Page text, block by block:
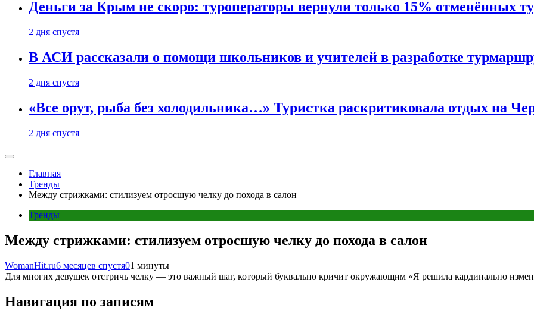
Деньги за Крым не скоро: туроператоры вернули только 15% отменённых
2 дня спустя
В АСИ рассказали о помощи школьников и учителей в разработке
2 дня спустя
«Все орут, рыба без холодильника…» Туристка раскритиковала отдых на
2 дня спустя
Главная
Тренды
Между стрижками: стилизуем отросшую челку до похода в салон
Тренды
Между стрижками: стилизуем отросшую челку до похода в салон
WomanHit.ru6 месяцев спустя01 минуты
Для многих девушек отстричь челку — это важный шаг, который буквально кричит окружающим «Я решила кардинально
Навигация по записям